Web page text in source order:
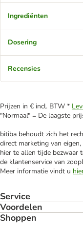
Ingrediënten
Dosering
Recensies
Prijzen in € incl. BTW *
"Normaal" = De laagste
bitiba behoudt zich het
direct marketing van
hier te allen tijde bezwaar
de klantenservice van
Meer informatie vindt u
Service
Voordelen
Shoppen